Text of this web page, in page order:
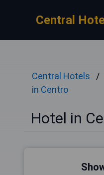
Central
Central Hotels
in Centro
Hotel in